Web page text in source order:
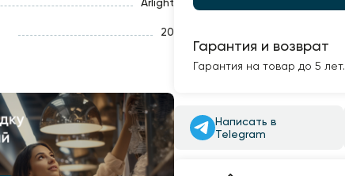
20
Гарантия и возврат
Гарантия на товар до 5 лет.
Написать в
Telegram